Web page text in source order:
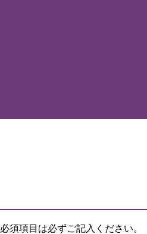
須項目は必ずご記入ください。